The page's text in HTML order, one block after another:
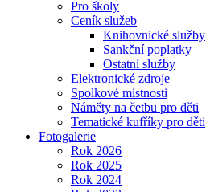
Pro školy
Ceník služeb
Knihovnické služby
Sankční poplatky
Ostatní služby
Elektronické zdroje
Spolkové místnosti
Náměty na četbu pro děti
Tematické kufříky pro děti
Fotogalerie
Rok 2026
Rok 2025
Rok 2024